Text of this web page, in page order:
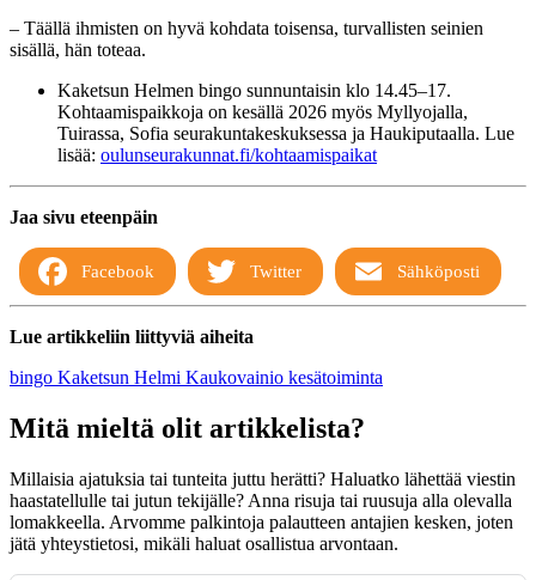
– Täällä ihmisten on hyvä kohdata toisensa, turvallisten seinien
sisällä, hän toteaa.
Kaketsun Helmen bingo sunnuntaisin klo 14.45–17.
Kohtaamispaikkoja on kesällä 2026 myös Myllyojalla,
Tuirassa, Sofia seurakuntakeskuksessa ja Haukiputaalla. Lue
lisää: oulunseurakunnat.fi/kohtaamispaikat
Jaa sivu eteenpäin
Facebook Twitter Sähköposti
Lue artikkeliin liittyviä aiheita
bingo Kaketsun Helmi Kaukovainio kesätoiminta
Mitä mieltä olit artikkelista?
Millaisia ajatuksia tai tunteita juttu herätti? Haluatko lähettää viestin
haastatellulle tai jutun tekijälle? Anna risuja tai ruusuja alla olevalla
lomakkeella. Arvomme palkintoja palautteen antajien kesken, joten
jätä yhteystietosi, mikäli haluat osallistua arvontaan.